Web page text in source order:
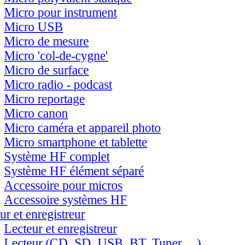
Micro pour instrument
Micro USB
Micro de mesure
Micro 'col-de-cygne'
Micro de surface
Micro radio - podcast
Micro reportage
Micro canon
Micro caméra et appareil photo
Micro smartphone et tablette
Système HF complet
Système HF élément séparé
Accessoire pour micros
Accessoire systèmes HF
et enregistreur
Lecteur et enregistreur